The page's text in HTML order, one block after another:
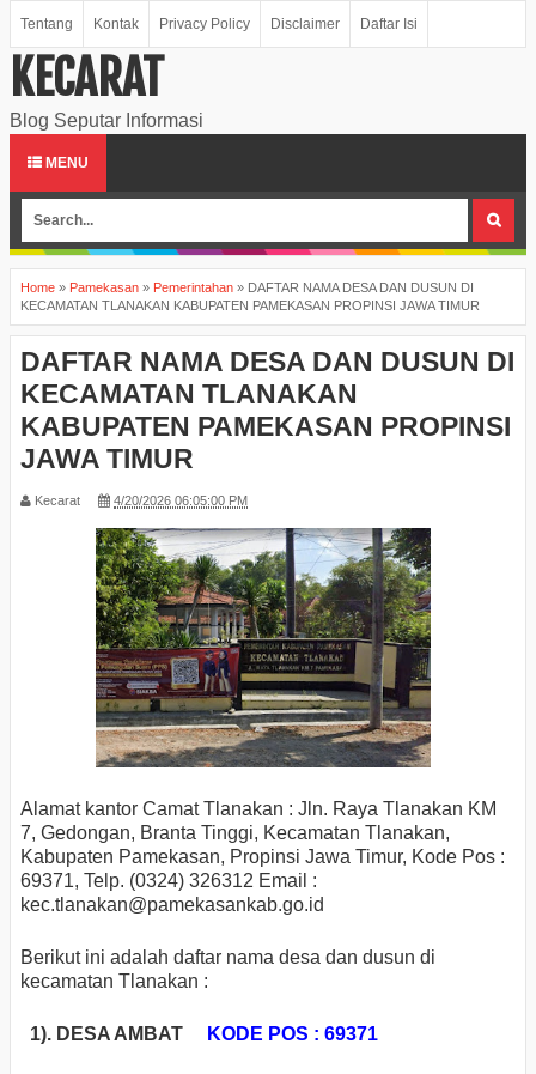
Tentang Kontak Privacy Policy Disclaimer Daftar Isi
KECARAT
Blog Seputar Informasi
MENU
Home » Pamekasan » Pemerintahan » DAFTAR NAMA DESA DAN DUSUN DI
KECAMATAN TLANAKAN KABUPATEN PAMEKASAN PROPINSI JAWA TIMUR
DAFTAR NAMA DESA DAN DUSUN DI
KECAMATAN TLANAKAN
KABUPATEN PAMEKASAN PROPINSI
JAWA TIMUR
Kecarat 4/20/2026 06:05:00 PM
Alamat kantor Camat Tlanakan : Jln. Raya Tlanakan KM
7, Gedongan, Branta Tinggi, Kecamatan Tlanakan,
Kabupaten Pamekasan, Propinsi Jawa Timur, Kode Pos :
69371, Telp. (0324) 326312 Email :
kec.tlanakan@pamekasankab.go.id
Berikut ini adalah daftar nama desa dan dusun di
kecamatan Tlanakan :
1). DESA AMBAT KODE POS : 69371